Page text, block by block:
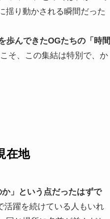
揺り動かされる瞬間だった
歩んできたOGたちの「時間
そ、この集結は特別で、か
在地
」という点だったはずで
活躍を続けている人もいれ